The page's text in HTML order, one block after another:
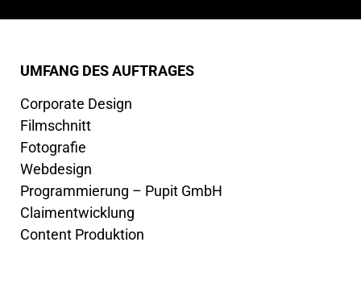
UMFANG DES AUFTRAGES
Corporate Design
Filmschnitt
Fotografie
Webdesign
Programmierung – Pupit GmbH
Claimentwicklung
Content Produktion